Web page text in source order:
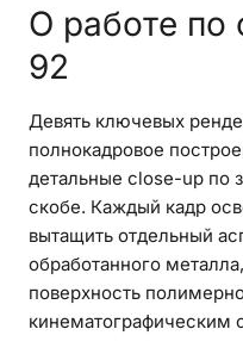
О работе
92
Девять ключевых
полнокадровое
детальные close-up по
скобе. Каждый кадр
вытащить отдельный
обработанного
поверхность
кинематографическим